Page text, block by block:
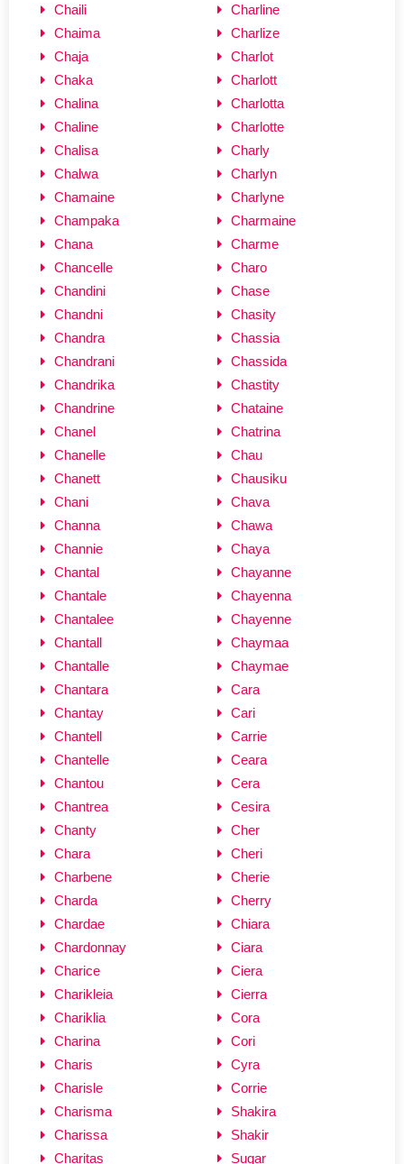
Chaili
Chaima
Chaja
Chaka
Chalina
Chaline
Chalisa
Chalwa
Chamaine
Champaka
Chana
Chancelle
Chandini
Chandni
Chandra
Chandrani
Chandrika
Chandrine
Chanel
Chanelle
Chanett
Chani
Channa
Channie
Chantal
Chantale
Chantalee
Chantall
Chantalle
Chantara
Chantay
Chantell
Chantelle
Chantou
Chantrea
Chanty
Chara
Charbene
Charda
Chardae
Chardonnay
Charice
Charikleia
Chariklia
Charina
Charis
Charisle
Charisma
Charissa
Charitas
Charline
Charlize
Charlot
Charlott
Charlotta
Charlotte
Charly
Charlyn
Charlyne
Charmaine
Charme
Charo
Chase
Chasity
Chassia
Chassida
Chastity
Chataine
Chatrina
Chau
Chausiku
Chava
Chawa
Chaya
Chayanne
Chayenna
Chayenne
Chaymaa
Chaymae
Cara
Cari
Carrie
Ceara
Cera
Cesira
Cher
Cheri
Cherie
Cherry
Chiara
Ciara
Ciera
Cierra
Cora
Cori
Cyra
Corrie
Shakira
Shakir
Sugar